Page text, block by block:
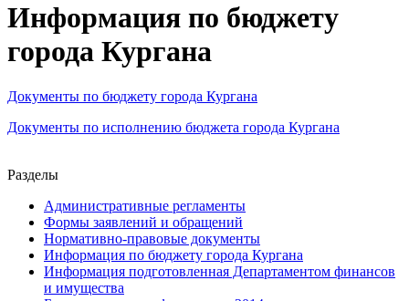
Информация по бюджету
города Кургана
Документы по бюджету города Кургана
Документы по исполнению бюджета города Кургана
Разделы
Административные регламенты
Формы заявлений и обращений
Нормативно-правовые документы
Информация по бюджету города Кургана
Информация подготовленная Департаментом финансов
и имущества